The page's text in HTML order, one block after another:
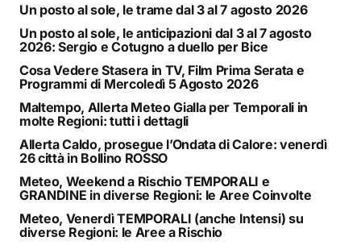
Un posto al sole, le trame dal 3 al 7 agosto 2026
Un posto al sole, le anticipazioni dal 3 al 7 agosto
2026: Sergio e Cotugno a duello per Bice
Cosa Vedere Stasera in TV, Film Prima Serata e
Programmi di Mercoledì 5 Agosto 2026
Maltempo, Allerta Meteo Gialla per Temporali in
molte Regioni: tutti i dettagli
Allerta Caldo, prosegue l’Ondata di Calore: venerdì
26 città in Bollino ROSSO
Meteo, Weekend a Rischio TEMPORALI e
GRANDINE in diverse Regioni: le Aree Coinvolte
Meteo, Venerdì TEMPORALI (anche Intensi) su
diverse Regioni: le Aree a Rischio